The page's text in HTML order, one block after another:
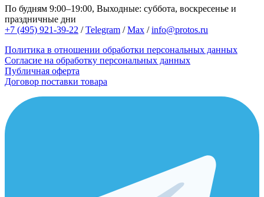
По будням 9:00–19:00, Выходные: суббота, воскресенье и
праздничные дни
+7 (495) 921-39-22 /Telegram /Max /info@protos.ru
Политика в отношении обработки персональных данных
Согласие на обработку персональных данных
Публичная оферта
Договор поставки товара